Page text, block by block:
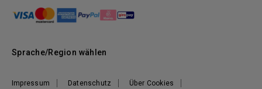
Onlineshop FAQ
BenQ Blog
Nachhaltigkeit
Unser Versprechen
Impressum Datenschutz Über Cookies
Sprache/Region wählen